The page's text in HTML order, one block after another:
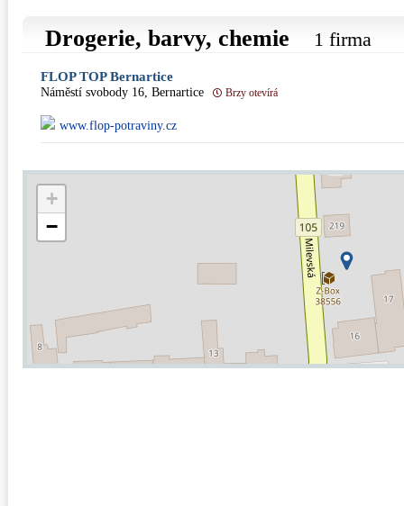
Drogerie, barvy, chemie 1 firma
FLOP TOP Bernartice
Náměstí svobody 16, Bernartice Brzy otevírá
www.flop-potraviny.cz
+
−